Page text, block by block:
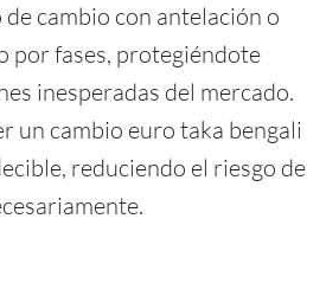
cambio con antelación o
por fases, protegiéndote
inesperadas del mercado.
un cambio euro taka bengali
reduciendo el riesgo de